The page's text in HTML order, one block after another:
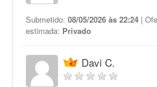
Submetido: 08/05/2026 às 22:24 |
estimada: Privado
Davi C.